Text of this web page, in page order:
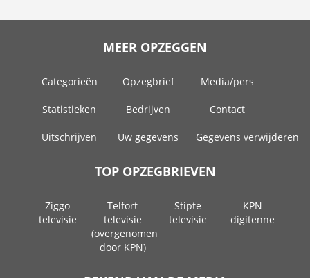
MEER OPZEGGEN
Categorieën Opzegbrief Media/pers
Statistieken Bedrijven Contact
Uitschrijven Uw gegevens Gegevens verwijderen
TOP OPZEGBRIEVEN
Ziggo
televisie
Telfort
televisie
(overgenomen
door KPN)
Stipte
televisie
KPN
digitenne